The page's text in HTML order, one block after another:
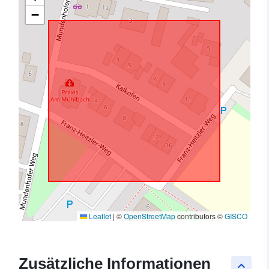
−
Leaflet | ©OpenStreetMapcontributors ©GISCO
keyboard_arrow_up
Zusätzliche Informationen